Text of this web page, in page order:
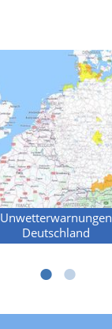
Unwetterwarnungen
Deutschland